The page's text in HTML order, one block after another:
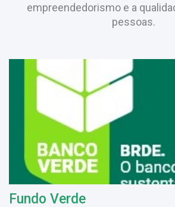
empreendedorismo e a
pessoas.
Fundo Verde